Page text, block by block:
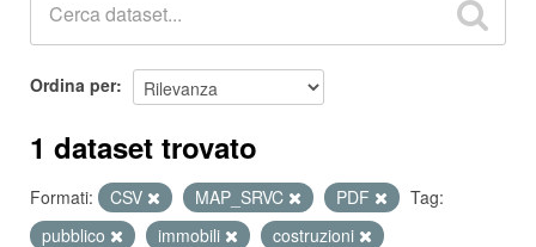
Ordina per
1 dataset trovato
Formati: CSV MAP_SRVC PDF
Tag:
pubblico
immobili
costruzioni